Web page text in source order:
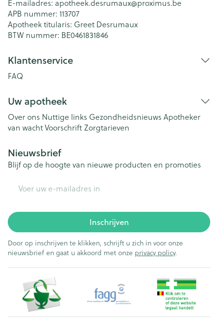
E-mailadres: apotheek.desrumaux@proximus.be
APB nummer: 113707
Apotheek titularis: Greet Desrumaux
BTW nummer: BE0461831846
Klantenservice
FAQ
Uw apotheek
Over ons Nuttige links Gezondheidsnieuws Apotheker
van wachtVoorschriftZorgtarieven
Nieuwsbrief
Blijf op de hoogte van nieuwe producten en promoties
Inschrijven
Door op inschrijven te klikken, schrijft u zich in voor onze
nieuwsbrief en gaat u akkoord met onze privacy policy.